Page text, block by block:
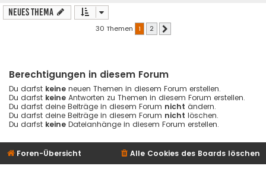
Neues Thema
30 Themen 1 2
Berechtigungen in diesem Forum
Du darfst keine neuen Themen in diesem Forum erstellen.
Du darfst keine Antworten zu Themen in diesem Forum erstellen.
Du darfst deine Beiträge in diesem Forum nicht ändern.
Du darfst deine Beiträge in diesem Forum nicht löschen.
Du darfst keine Dateianhänge in diesem Forum erstellen.
Foren-Übersicht Alle Cookies des Boards löschen